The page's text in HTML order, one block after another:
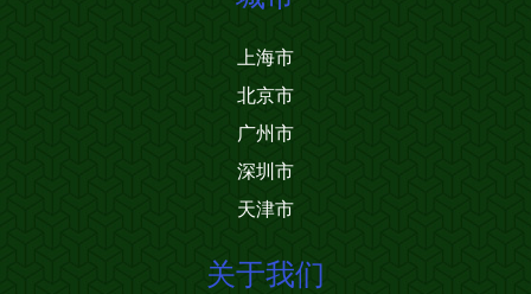
上海市
北京市
广州市
深圳市
天津市
关于我们